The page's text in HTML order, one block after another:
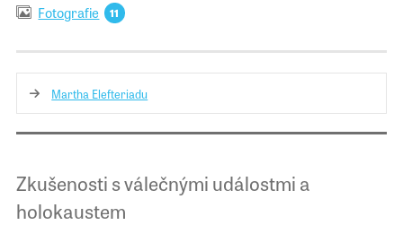
Fotografie 11
Martha Elefteriadu
Zkušenosti s válečnými událostmi a
holokaustem